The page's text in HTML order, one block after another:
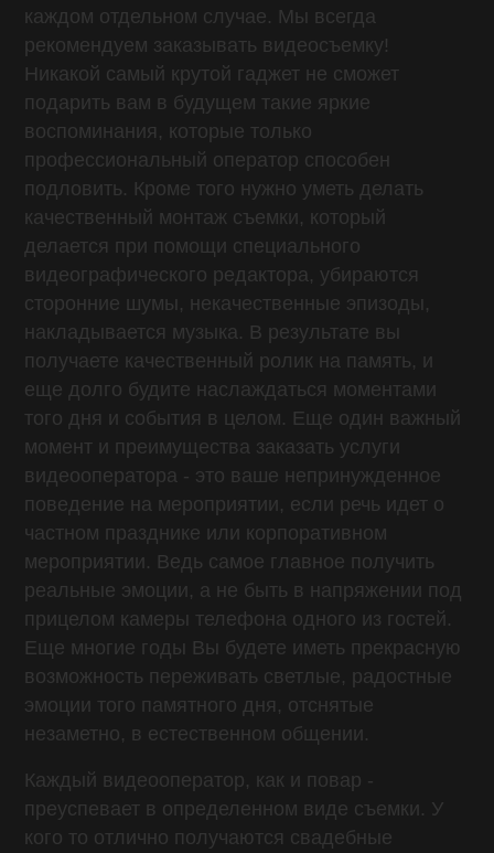
каждом отдельном случае. Мы всегда
рекомендуем заказывать видеосъемку!
Никакой самый крутой гаджет не сможет
подарить вам в будущем такие яркие
воспоминания, которые только
профессиональный оператор способен
подловить. Кроме того нужно уметь делать
качественный монтаж съемки, который
делается при помощи специального
видеографического редактора, убираются
сторонние шумы, некачественные эпизоды,
накладывается музыка. В результате вы
получаете качественный ролик на память, и
еще долго будите наслаждаться моментами
того дня и события в целом. Еще один важный
момент и преимущества заказать услуги
видеооператора - это ваше непринужденное
поведение на мероприятии, если речь идет о
частном празднике или корпоративном
мероприятии. Ведь самое главное получить
реальные эмоции, а не быть в напряжении под
прицелом камеры телефона одного из гостей.
Еще многие годы Вы будете иметь прекрасную
возможность переживать светлые, радостные
эмоции того памятного дня, отснятые
незаметно, в естественном общении.
Каждый видеооператор, как и повар -
преуспевает в определенном виде съемки. У
кого то отлично получаются свадебные